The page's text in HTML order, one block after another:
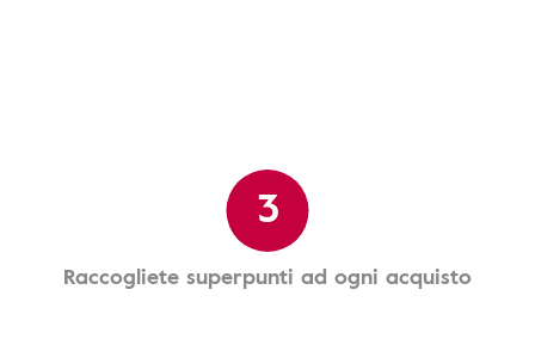
3
Raccogliete superpunti ad ogni acquisto